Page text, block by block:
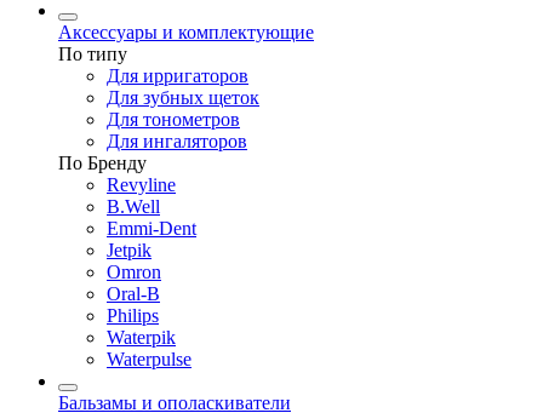
Аксессуары и комплектующие
По типу
Для ирригаторов
Для зубных щеток
Для тонометров
Для ингаляторов
По Бренду
Revyline
B.Well
Emmi-Dent
Jetpik
Omron
Oral-B
Philips
Waterpik
Waterpulse
Бальзамы и ополаскиватели